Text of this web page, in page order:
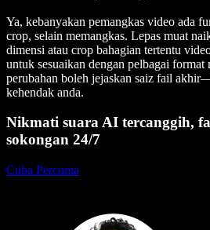
Ya, kebanyakan pemangkas video ada
crop, selain memangkas. Lepas muat
dimensi atau crop bahagian tertentu
untuk sesuaikan dengan pelbagai format
perubahan boleh jejaskan saiz fail
kehendak anda.
Nikmati suara AI tercanggih,
sokongan 24/7
Cuba Percuma